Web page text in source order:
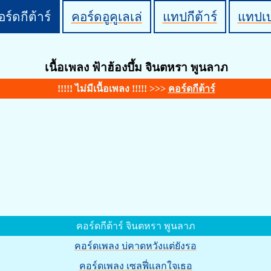
ร์ดกีต้าร์ คอร์ดอูคูเลเล่ แทปกีต้าร์ แทปเ
เนื้อเพลง ฟ้าฮ้องบึ้ม จินตหรา พูนลาภ
!!!!! ไม่มีเนื้อเพลง !!!!! >>> คอร์ดกีต้าร์
คอร์ดกีต้าร์ จินตหรา พูนลาภ
คอร์ดเพลง บ่คาดหวังแต่ยังรอ
คอร์ดเพลง เซลฟี่แลกใจเธอ